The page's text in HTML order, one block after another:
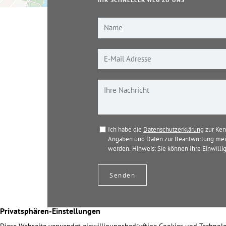
Ich habe die Datenschutzerklärung zur
Angaben und Daten zur Beantwortung
werden. Hinweis: Sie können Ihre